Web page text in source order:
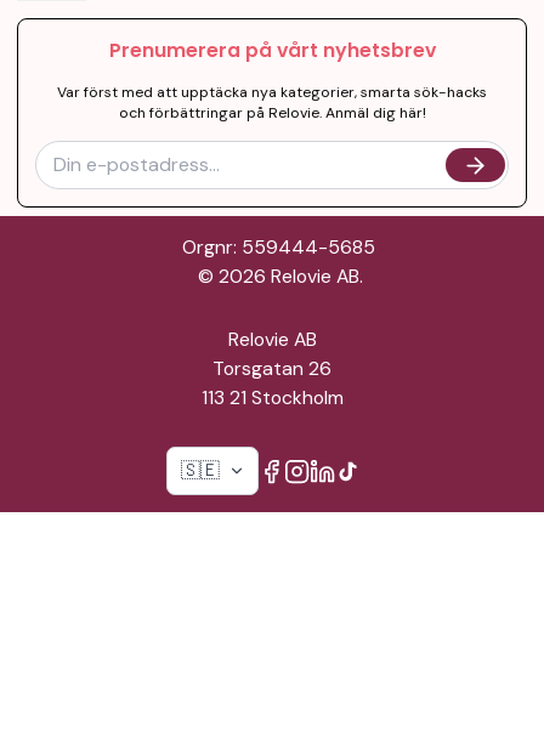
Prenumerera på vårt nyhetsbrev
Var först med att upptäcka nya kategorier, smarta sök-hacks
och förbättringar på Relovie. Anmäl dig här!
Orgnr: 559444-5685
© 2026 Relovie AB.
Relovie AB
Torsgatan 26
113 21 Stockholm
🇸🇪